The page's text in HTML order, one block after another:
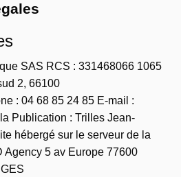
SAS RCS : 331468066 1065
2, 66100
: 04 68 85 24 85 E-mail :
Publication : Trilles Jean-
hébergé sur le serveur de la
Agency 5 av Europe 77600